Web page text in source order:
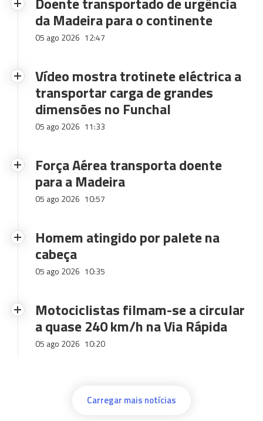
da Madeira para o continente
05 ago 2026 12:47
Vídeo mostra trotinete eléctrica a
transportar carga de grandes
dimensões no Funchal
05 ago 2026 11:33
Força Aérea transporta doente
para a Madeira
05 ago 2026 10:57
Homem atingido por palete na
cabeça
05 ago 2026 10:35
Motociclistas filmam-se a circular
a quase 240 km/h na Via Rápida
05 ago 2026 10:20
Carregar mais notícias